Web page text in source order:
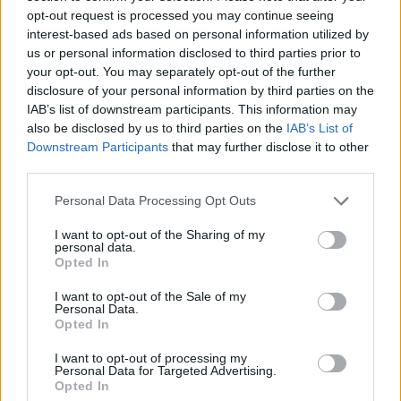
opt-out request is processed you may continue seeing
interest-based ads based on personal information utilized by
us or personal information disclosed to third parties prior to
your opt-out. You may separately opt-out of the further
disclosure of your personal information by third parties on the
IAB’s list of downstream participants. This information may
also be disclosed by us to third parties on the IAB’s List of
Downstream Participants that may further disclose it to other
Personal Data Processing Opt Outs
I want to opt-out of the Sharing of my
personal data.
Opted In
I want to opt-out of the Sale of my
Personal Data.
Opted In
I want to opt-out of processing my
Personal Data for Targeted Advertising.
Opted In
Këmbimi valutor/ Me sa
blihen e shiten dollari dhe
euro, çfarë ndodh me
monedhat e tjera
Revolta qytetare hyn sot
në ditën e 68-të!
Protestuesit të vendosur
deri në dorëheqjen e
kryeministrit Rama
Në Shqipëri regjistrohen
rreth 39 mijë shtetas të
huaj, 60% e tyre për të
punuar! Numrin më të
madhe të lejeve të
qëndrimit e kanë…
Parashikimi i motit për
ditën e sotme, 6 Gusht
arrijnë deri ne 38 gradë